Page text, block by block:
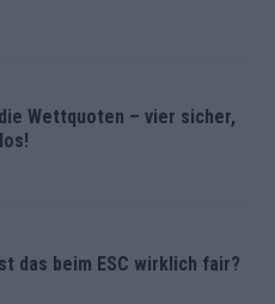
Wettquoten – vier sicher,
das beim ESC wirklich fair?